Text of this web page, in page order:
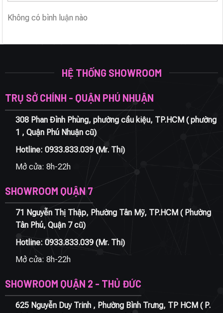
Không có bình luận nào
HỆ THỐNG SHOWROOM
TRỤ SỞ CHÍNH - QUẬN PHÚ NHUẬN
308 Phan Đình Phùng, phường cầu kiệu, TP.HCM ( phường
1 , Quận Phú Nhuận cũ)
Hotline: 0933.833.039(Mr. Thi)
Mở cửa: 8h-22h
SHOWROOM QUẬN 7
71 Nguyễn Thị Thập, Phường Tân Mỹ, TP.HCM ( Phường
Tân Phú, Quận 7 cũ)
Hotline: 0933.833.039(Mr. Thi)
Mở cửa: 8h-22h
SHOWROOM QUẬN 2 - THỦ ĐỨC
625 Nguyễn Duy Trinh , Phường Bình Trưng, TP HCM ( P.